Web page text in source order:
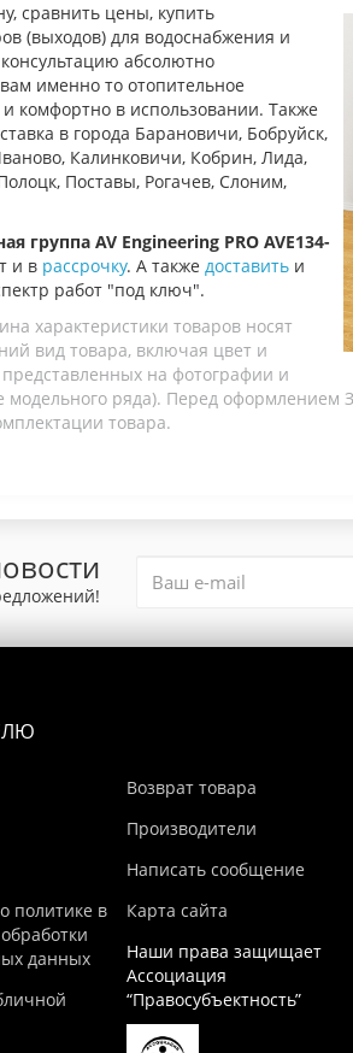
сравнить цены, купить
(выходов) для водоснабжения и
абсолютно
именно то отопительное
комфортно в использовании. Также
в города Барановичи, Бобруйск,
Калинковичи, Кобрин, Лида,
Поставы, Рогачев, Слоним,
группа AV Engineering PRO AVE134-
и в рассрочку. А также доставить и
работ "под ключ".
характеристики товаров носят
вид товара, включая цвет и
на фотографии и
модельного ряда). Перед оформлением
товара.
политике в
данных
Возврат товара
Производители
Написать сообщение
Карта сайта
Наши права защищает
Ассоциация
“Правосубъектность”